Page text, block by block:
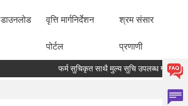
डाउनलोड वृत्ति मार्गनिर्देशन
पोर्टल
श्रम संसार
प्रणाणी
फर्म सुचिकृत साथै मुल्य सुचि उपलब्ध गराउने